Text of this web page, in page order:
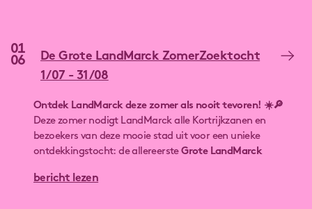
01
06
De Grote LandMarck ZomerZoektocht
1/07 - 31/08
Ontdek LandMarck deze zomer als nooit tevoren! ☀️🔎
Deze zomer nodigt LandMarck alle Kortrijkzanen en
bezoekers van deze mooie stad uit voor een unieke
ontdekkingstocht: de allereersteGrote LandMarck
verrassende activiteit voor jong en oud, waarbij je
bericht lezen